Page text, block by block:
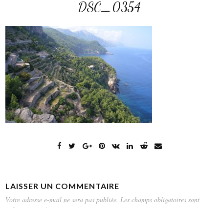
DSC_0354
LAISSER UN COMMENTAIRE
Votre adresse e-mail ne sera pas publiée. Les champs obligatoires sont